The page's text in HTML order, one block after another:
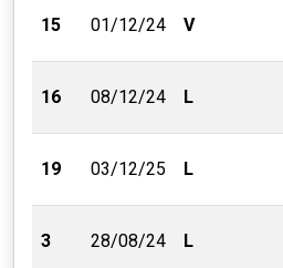
15 01/12/24 V
16 08/12/24 L
19 03/12/25 L
3 28/08/24 L